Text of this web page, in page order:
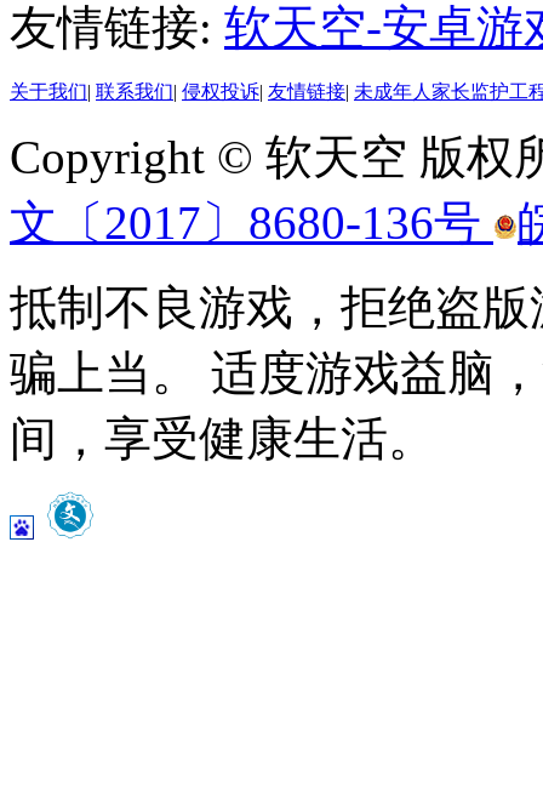
友情链接: 软天空-安卓游
关于我们| 联系我们| 侵权投诉| 友情链接| 未成年人家长监护工
Copyright © 软天空 版权
文〔2017〕8680-136号
抵制不良游戏，拒绝盗
骗上当。 适度游戏益脑
间，享受健康生活。